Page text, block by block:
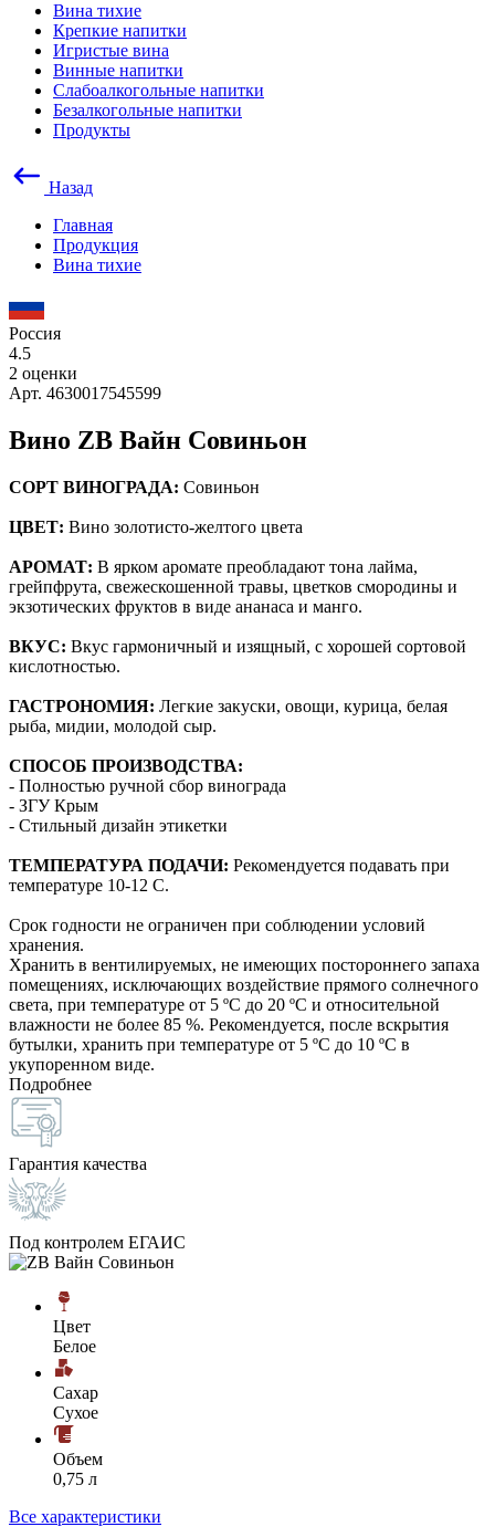
Вина тихие
Крепкие напитки
Игристые вина
Винные напитки
Слабоалкогольные напитки
Безалкогольные напитки
Продукты
Назад
Главная
Продукция
Вина тихие
Россия
4.5
2 оценки
Арт. 4630017545599
Вино ZB Вайн Совиньон
СОРТ ВИНОГРАДА: Совиньон
ЦВЕТ: Вино золотисто-желтого цвета
АРОМАТ: В ярком аромате преобладают тона лайма,
грейпфрута, свежескошенной травы, цветков смородины и
экзотических фруктов в виде ананаса и манго.
ВКУС: Вкус гармоничный и изящный, с хорошей сортовой
кислотностью.
ГАСТРОНОМИЯ: Легкие закуски, овощи, курица, белая
рыба, мидии, молодой сыр.
СПОСОБ ПРОИЗВОДСТВА:
- Полностью ручной сбор винограда
- ЗГУ Крым
- Стильный дизайн этикетки
ТЕМПЕРАТУРА ПОДАЧИ: Рекомендуется подавать при
температуре 10-12 С.
Срок годности не ограничен при соблюдении условий
хранения.
Хранить в вентилируемых, не имеющих постороннего запаха
помещениях, исключающих воздействие прямого солнечного
света, при температуре от 5 ºС до 20 ºС и относительной
влажности не более 85 %. Рекомендуется, после вскрытия
бутылки, хранить при температуре от 5 ºС до 10 ºС в
укупоренном виде.
Подробнее
Гарантия качества
Под контролем ЕГАИС
Цвет
Белое
Сахар
Сухое
Объем
0,75 л
Все характеристики